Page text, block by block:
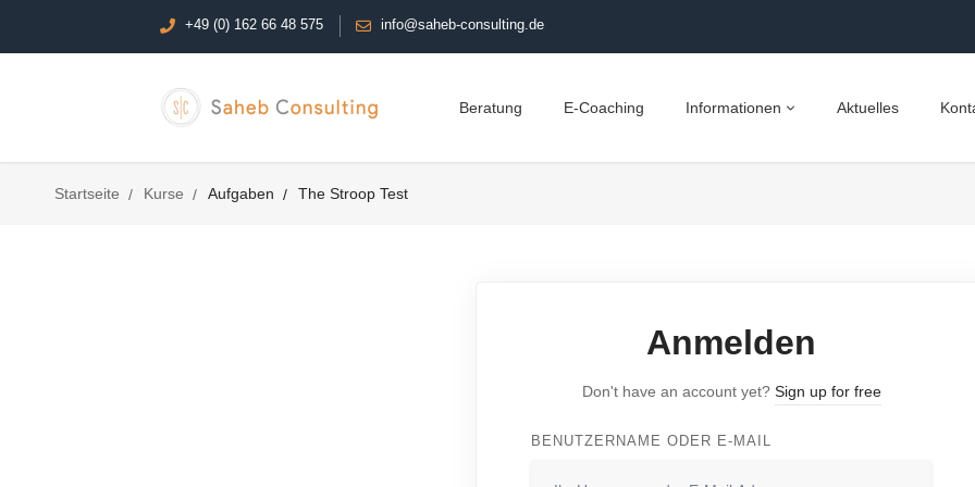
+49 (0) 162 66 48 575 info@saheb-consulting.de
Beratung E-Coaching Informationen Aktuelles
Startseite Kurse Aufgaben The Stroop Test
Anmelden
Don't have an account yet? Sign up for free
BENUTZERNAME ODER E-MAIL